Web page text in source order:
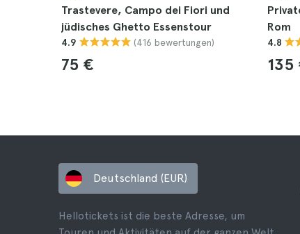
Trastevere, Campo dei Fiori und
jüdisches Ghetto Essenstour
4.9 (416 bewertungen)
75 €
Rom
4.8
135
Deutschland (EUR)
Hellotickets ist die beste Adresse, um